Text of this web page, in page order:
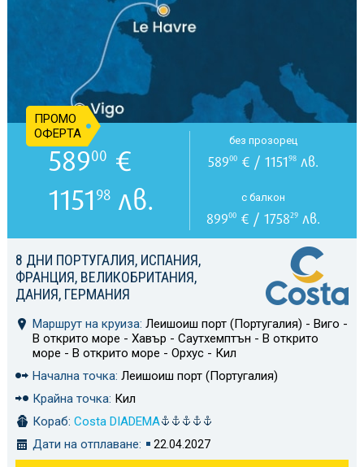
8 ДНИ ПОРТУГАЛИЯ, ИСПАНИЯ,
ФРАНЦИЯ, ВЕЛИКОБРИТАНИЯ,
ДАНИЯ, ГЕРМАНИЯ
Маршрут на круиза: Леишоиш порт (Португалия) - Виго -
В открито море - Хавър - Саутхемптън - В открито
море - В открито море - Орхус - Кил
Начална точка: Леишоиш порт (Португалия)
Крайна точка: Кил
Кораб: Costa DIADEMA
Дати на отплаване:
22.04.2027
58900 €
1151 98лв.
ПРОМО
ОФЕРТА
без прозорец
58900 € / 115198 лв.
с балкон
89900 € / 175829 лв.